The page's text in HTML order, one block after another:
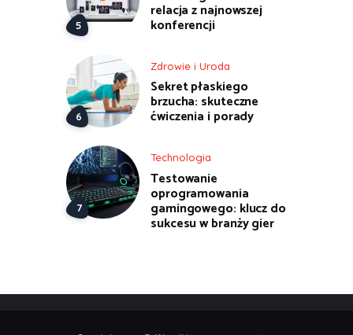
relacja z najnowszej
konferencji
Zdrowie i Uroda
Sekret płaskiego
brzucha: skuteczne
ćwiczenia i porady
Technologia
Testowanie
oprogramowania
gamingowego: klucz do
sukcesu w branży gier